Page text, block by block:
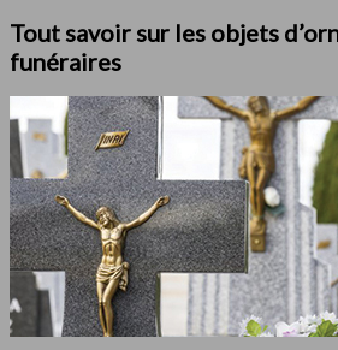
Tout savoir sur les objets
funéraires